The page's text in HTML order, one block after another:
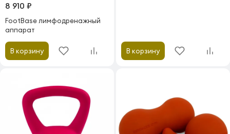
8 910 ₽
FootBase лимфодренажный
аппарат
В корзину В корзину